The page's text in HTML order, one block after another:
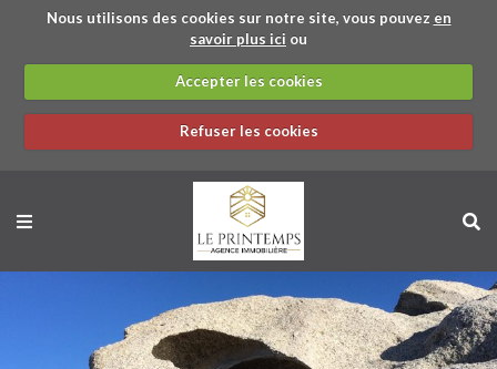
Nous utilisons des cookies sur notre site, vous pouvez en
savoir plus ici ou
Accepter les cookies
Refuser les cookies
PRÉSENTATION
APPARTEMENT
MAISON / VILLA